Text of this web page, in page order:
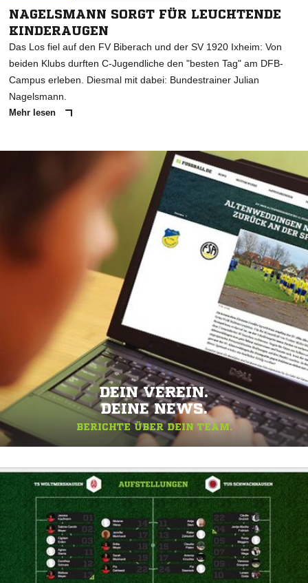
NAGELSMANN SORGT FÜR LEUCHTENDE
KINDERAUGEN
Das Los fiel auf den FV Biberach und der SV 1920 Ixheim: Von
beiden Klubs durften C-Jugendliche den "besten Tag" am DFB-
Campus erleben. Diesmal mit dabei: Bundestrainer Julian
Nagelsmann.
Mehr lesen
DEIN VEREIN.
DEINE NEWS.
BERICHTE ÜBER DEIN TEAM.